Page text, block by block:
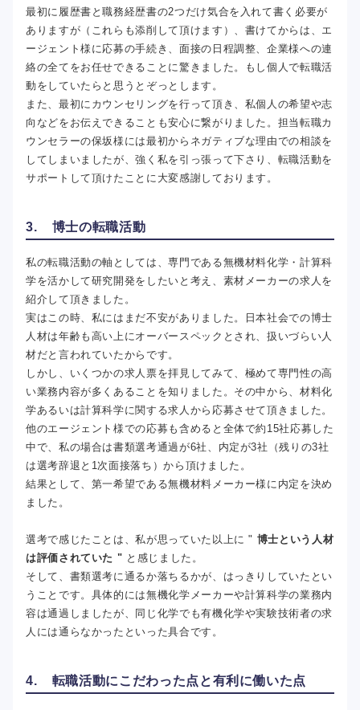
最初に履歴書と職務経歴書の2つだけ気合を入れて書く必要が
ありますが（これらも添削して頂けます）、書けてからは、エ
ージェント様に応募の手続き、面接の日程調整、企業様への連
絡の全てをお任せできることに驚きました。もし個人で転職活
動をしていたらと思うとぞっとします。
また、最初にカウンセリングを行って頂き、私個人の希望や志
向などをお伝えできることも安心に繋がりました。担当転職カ
ウンセラーの保坂様には最初からネガティブな理由での相談を
してしまいましたが、強く私を引っ張って下さり、転職活動を
サポートして頂けたことに大変感謝しております。
3. 博士の転職活動
私の転職活動の軸としては、専門である無機材料化学・計算科
学を活かして研究開発をしたいと考え、素材メーカーの求人を
紹介して頂きました。
実はこの時、私にはまだ不安がありました。日本社会での博士
人材は年齢も高い上にオーバースペックとされ、扱いづらい人
材だと言われていたからです。
しかし、いくつかの求人票を拝見してみて、極めて専門性の高
い業務内容が多くあることを知りました。その中から、材料化
学あるいは計算科学に関する求人から応募させて頂きました。
他のエージェント様での応募も含めると全体で約15社応募した
中で、私の場合は書類選考通過が6社、内定が3社（残りの3社
は選考辞退と1次面接落ち）から頂けました。
結果として、第一希望である無機材料メーカー様に内定を決め
ました。
選考で感じたことは、私が思っていた以上に " 博士という人材
は評価されていた " と感じました。
そして、書類選考に通るか落ちるかが、はっきりしていたとい
うことです。具体的には無機化学メーカーや計算科学の業務内
容は通過しましたが、同じ化学でも有機化学や実験技術者の求
人には通らなかったといった具合です。
4. 転職活動にこだわった点と有利に働いた点